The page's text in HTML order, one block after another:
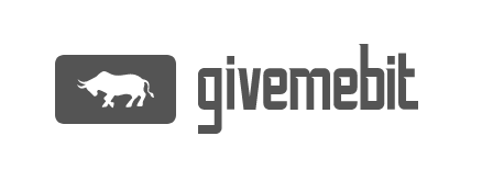
содержимому